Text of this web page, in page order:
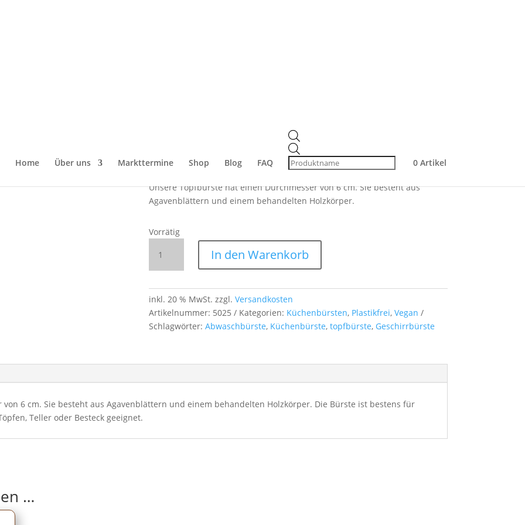
Home Über uns Markttermine Shop Blog FAQ
search
0 Artikel
6,00 €
Unsere Topfbürste hat einen Durchmesser von 6 cm. Sie besteht aus
Agavenblättern und einem behandelten Holzkörper.
Vorrätig
aus
Agavenborsten
Ø 6 cm
–
für
Pfannen
&
Menge
In den Warenkorb
inkl. 20 % MwSt. zzgl. Versandkosten
Artikelnummer: 5025 Kategorien: Küchenbürsten, Plastikfrei, Vegan
Schlagwörter: Abwaschbürste, Küchenbürste, topfbürste, Geschirrbürste
6 cm. Sie besteht aus Agavenblättern und einem behandelten Holzkörper. Die Bürste ist bestens für
Teller oder Besteck geeignet.
…